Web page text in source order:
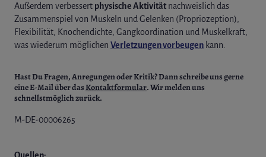
Außerdem verbessert physische Aktivitätnachweislich das
Zusammenspiel von Muskeln und Gelenken (Propriozeption),
Flexibilität, Knochendichte, Gangkoordination und Muskelkraft,
was wiederum möglichen Verletzungen vorbeugen kann.
Hast Du Fragen, Anregungen oder Kritik?Dann schreibe uns gerne
eine E-Mail über dasKontaktformular. Wir melden uns
schnellstmöglich zurück.
M-DE-00006265
Quellen: